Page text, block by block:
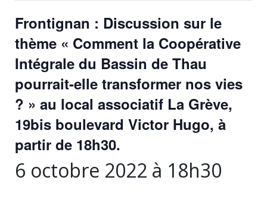
Frontignan : Discussion sur le
thème « Comment la Coopérative
Intégrale du Bassin de Thau
pourrait-elle transformer nos vies
? » au local associatif La Grève,
19bis boulevard Victor Hugo, à
partir de 18h30.
6 octobre 2022 à 18h30